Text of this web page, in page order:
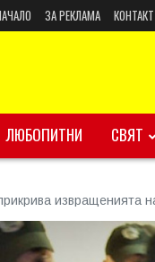
ЗА РЕКЛАМА КОНТАКТ
ЛЮБОПИТНИ СВЯТ
извращенията